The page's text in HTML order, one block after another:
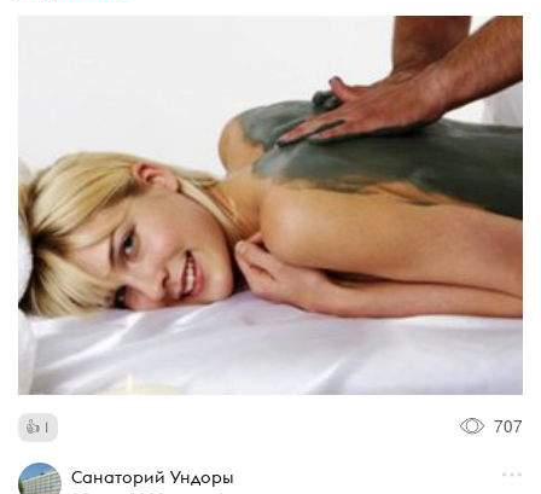
1 707
Санаторий Ундоры